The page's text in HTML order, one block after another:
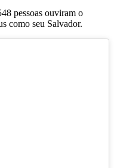
pessoas ouviram o
como seu Salvador.